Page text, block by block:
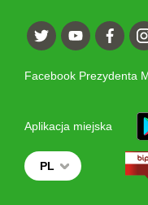
Facebook Prezydenta
Aplikacja miejska
PL